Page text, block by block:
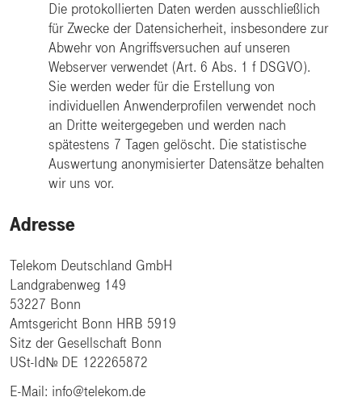
Die protokollierten Daten werden ausschließlich
für Zwecke der Datensicherheit, insbesondere zur
Abwehr von Angriffsversuchen auf unseren
Webserver verwendet (Art. 6 Abs. 1 f DSGVO).
Sie werden weder für die Erstellung von
individuellen Anwenderprofilen verwendet noch
an Dritte weitergegeben und werden nach
spätestens 7 Tagen gelöscht. Die statistische
Auswertung anonymisierter Datensätze behalten
wir uns vor.
Adresse
Telekom Deutschland GmbH
Landgrabenweg 149
53227 Bonn
Amtsgericht Bonn HRB 5919
Sitz der Gesellschaft Bonn
USt-IdNr. DE 122265872
E-Mail: info@telekom.de